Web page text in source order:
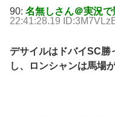
90: 名無しさん＠実況で
22:41:28.19
デサイルはドバイSC勝
し、ロンシャンは馬場